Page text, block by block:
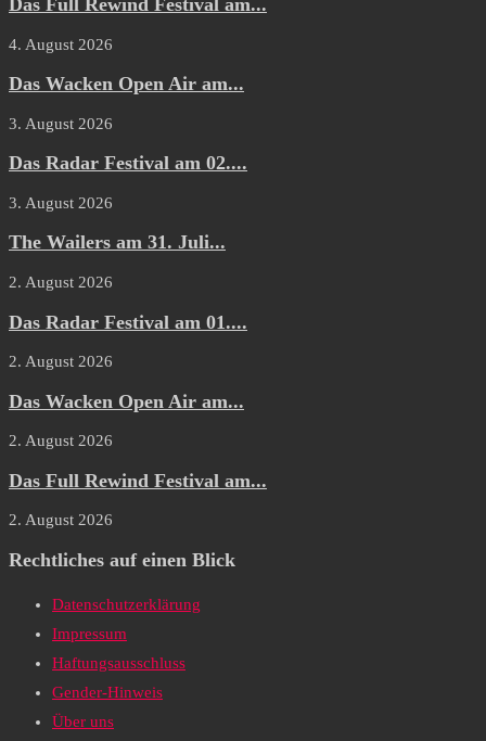
Das Full Rewind Festival am...
4. August 2026
Das Wacken Open Air am...
3. August 2026
Das Radar Festival am 02....
3. August 2026
The Wailers am 31. Juli...
2. August 2026
Das Radar Festival am 01....
2. August 2026
Das Wacken Open Air am...
2. August 2026
Das Full Rewind Festival am...
2. August 2026
Rechtliches auf einen Blick
Datenschutzerklärung
Impressum
Haftungsausschluss
Gender-Hinweis
Über uns